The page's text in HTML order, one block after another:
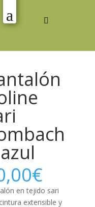
€
en tejido sari
extensible y